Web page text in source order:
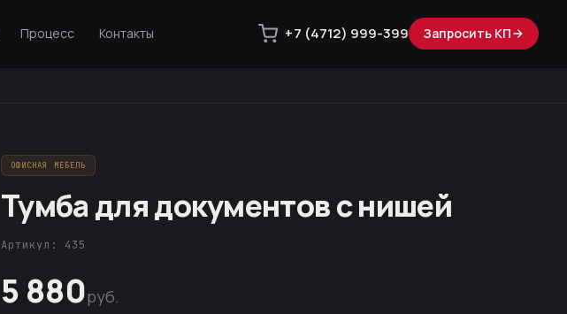
Процесс Контакты +7 (4712) 999-399 Запросить КП
ОФИСНАЯ МЕБЕЛЬ
Тумба для документов с нишей
Артикул: 435
5 880руб.